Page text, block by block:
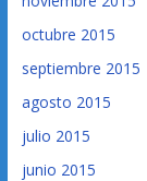
octubre 2015
septiembre 2015
agosto 2015
julio 2015
junio 2015